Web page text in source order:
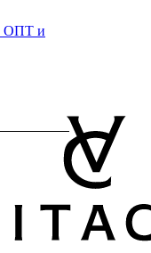
ОПТ и